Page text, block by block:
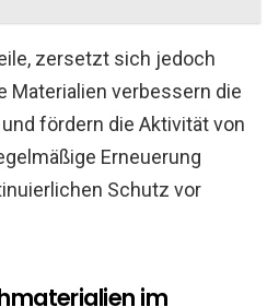
zersetzt sich jedoch
Materialien verbessern die
fördern die Aktivität von
Erneuerung
Schutz vor
im